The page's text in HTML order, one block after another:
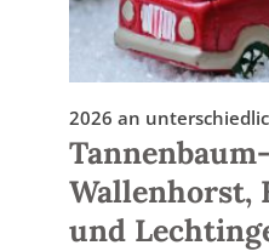
2026 an
Wallenhorst,
und